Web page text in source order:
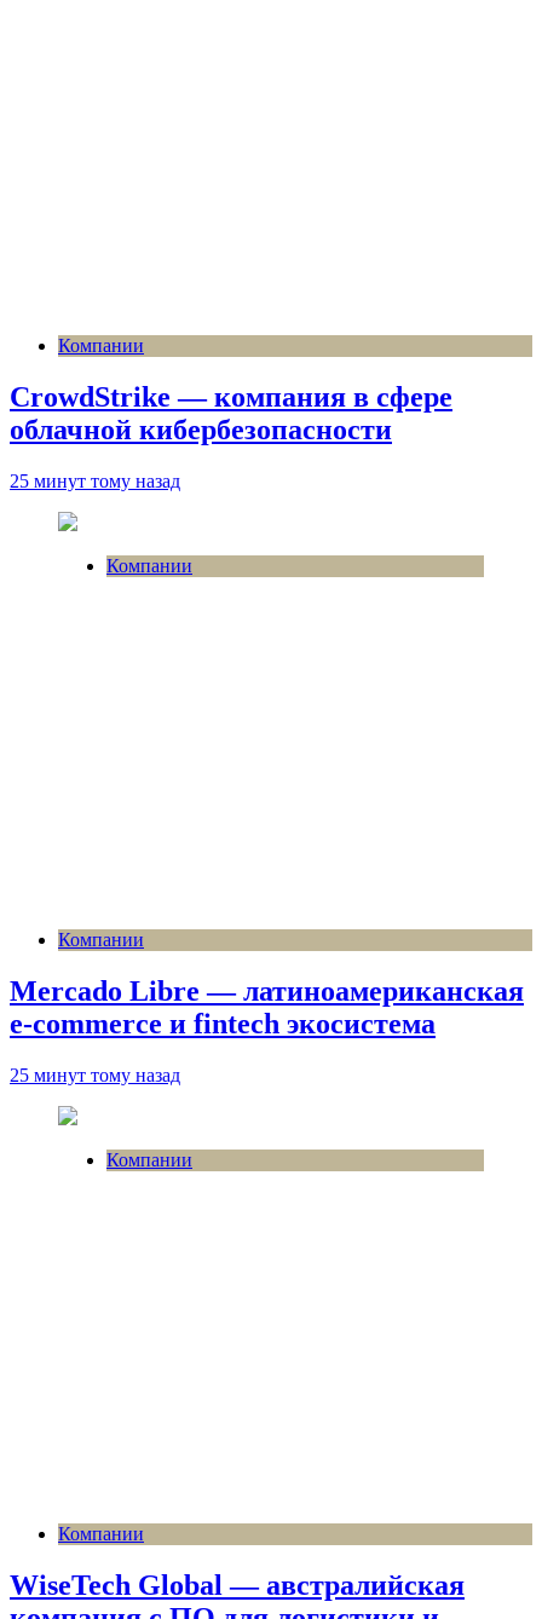
Компании
CrowdStrike — компания в сфере
облачной кибербезопасности
25 минут тому назад
Компании
Компании
Mercado Libre — латиноамериканская
e-commerce и fintech экосистема
25 минут тому назад
Компании
Компании
WiseTech Global — австралийская